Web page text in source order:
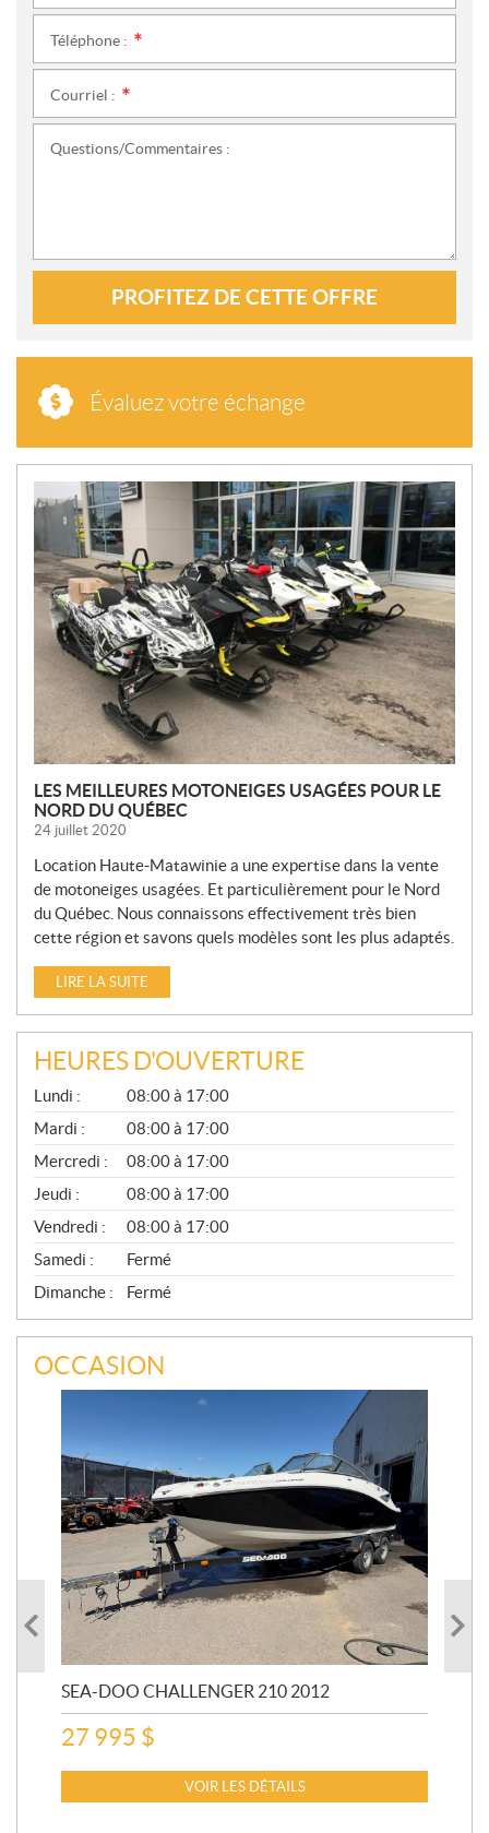
Téléphone :
Courriel :
Questions/Commentaires :
PROFITEZ DE CETTE OFFRE
Évaluez votre échange
N
O
U
V
E
L
E
LES MEILLEURES MOTONEIGES USAGÉES POUR LE
NORD DU QUÉBEC
24 juillet 2020
Location Haute-Matawinie a une expertise dans la vente
de motoneiges usagées. Et particulièrement pour le Nord
du Québec. Nous connaissons effectivement très bien
cette région et savons quels modèles sont les plus adaptés.
LIRE LA SUITE
HEURES D'OUVERTURE
G
É
N
É
R
A
L
Lundi :
08:00 à 17:00
Mardi :
08:00 à 17:00
Mercredi :
08:00 à 17:00
Jeudi :
08:00 à 17:00
Vendredi :
08:00 à 17:00
Samedi :
Fermé
Dimanche :
Fermé
OCCASION
SEA-DOO CHALLENGER 210 2012
27 995 $
VOIR LES DÉTAILS